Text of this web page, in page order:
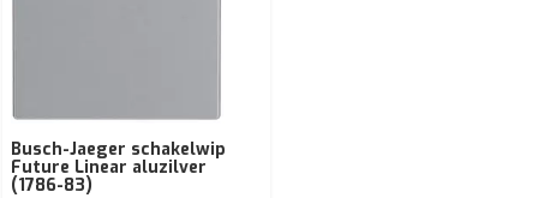
Busch-Jaeger schakelwip
Future Linear aluzilver
(1786-83)